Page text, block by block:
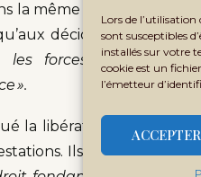
Lors de
sont susceptibles
installés sur votre
cookie est un
l’émetteur
ACCEPTER
la même logique, M.
décideurs
forces de sécurité
».
la libération de près
Ils rappellent à